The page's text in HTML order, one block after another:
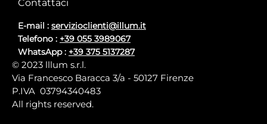
Contattaci
E-mail : servizioclienti@illum.it
Telefono : +39 055 3989067
WhatsApp : +39 375 5137287
© 2023 lllum s.r.l.
Via Francesco Baracca 3/a - 50127 Firenze
P.IVA 03794340483
All rights reserved.